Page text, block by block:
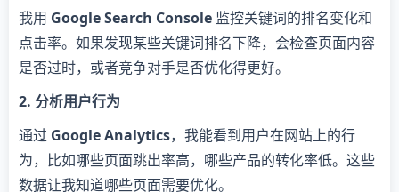
我用 Google Search Console监控关键词的排名变化和
点击率。如果发现某些关键词排名下降，会检查页面内容
是否过时，或者竞争对手是否优化得更好。
2. 分析用户行为
通过 Google Analytics，我能看到用户在网站上的行
为，比如哪些页面跳出率高，哪些产品的转化率低。这些
数据让我知道哪些页面需要优化。